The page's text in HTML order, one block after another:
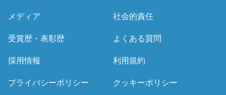
メディア 社会的責任
受賞歴・表彰歴 よくある質問
採用情報 利用規約
プライバシーポリシー クッキーポリシー